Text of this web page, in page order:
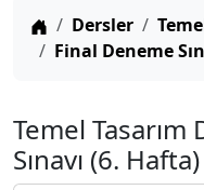
Anasayfa
Dersler
Final Deneme
Temel
Sınavı (6. Hafta)